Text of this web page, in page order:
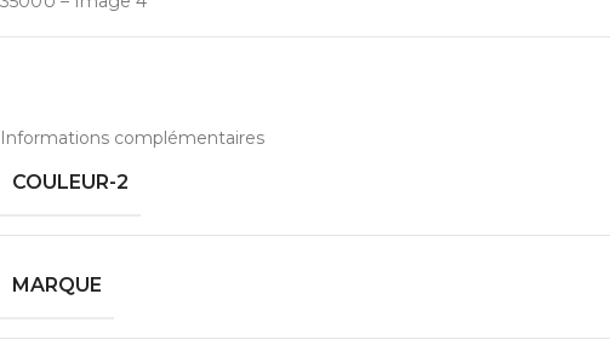
Informations complémentaires
COULEUR-2
MARQUE